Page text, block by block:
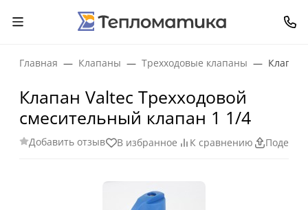
Главная Клапаны Трехходовые клапаны Клапан
Клапан Valtec Трехходовой
смесительный клапан 1 1/4
Добавить отзыв В избранное К сравнению